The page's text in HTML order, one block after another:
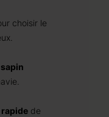
choisir le
de